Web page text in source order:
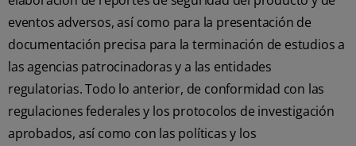
eventos adversos, así como para la presentación de
documentación precisa para la terminación de estudios a
las agencias patrocinadoras y a las entidades
regulatorias. Todo lo anterior, de conformidad con las
regulaciones federales y los protocolos de investigación
aprobados, así como con las políticas y los